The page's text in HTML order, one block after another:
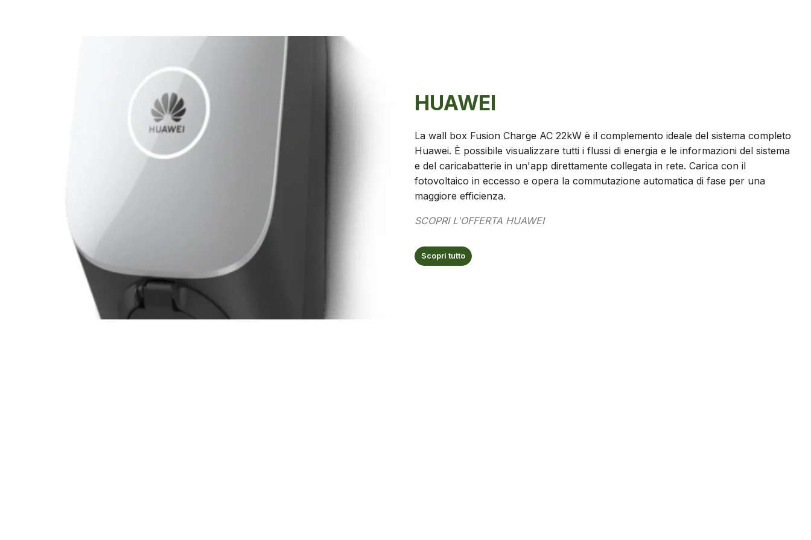
HUAWEI
La wall box Fusion Charge AC 22kW è il complemento ideale del sistema completo
Huawei. È possibile visualizzare tutti i flussi di energia e le informazioni del sistema
e del caricabatterie in un'app direttamente collegata in rete. Carica con il
fotovoltaico in eccesso e opera la commutazione automatica di fase per una
maggiore efficienza.
SCOPRI L'OFFERTA HUAWEI
Scopri tutto